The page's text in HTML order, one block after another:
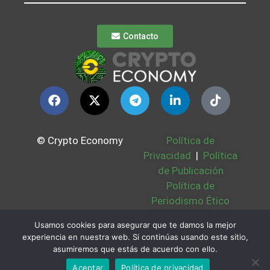
Contacto
© Crypto Economy
Política de
Privacidad | Política
de Publicación
Política de
Periodismo Ético
Bases Legales |
Partners | Sobre
Nosotros
Usamos cookies para asegurar que te damos la mejor
experiencia en nuestra web. Si continúas usando este sitio,
asumiremos que estás de acuerdo con ello.
Aceptar
Política de privacidad